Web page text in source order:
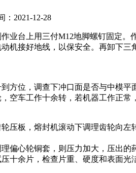
：2021-12-28
业台上用三付M12地脚螺钉固定
机接好地线，以保安全。再卸下
方位，调查下冲口面是否与中模平
空车工作十余转，若机器工作正常
压板，熔封机滚动下调理齿轮向左
偏心轮铜套，则压力加大，压出的
十余片，检查片重、硬度和表面